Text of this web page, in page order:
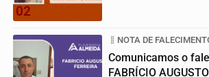
02
NOTA DE
Comunicamos o
FABRÍCIO